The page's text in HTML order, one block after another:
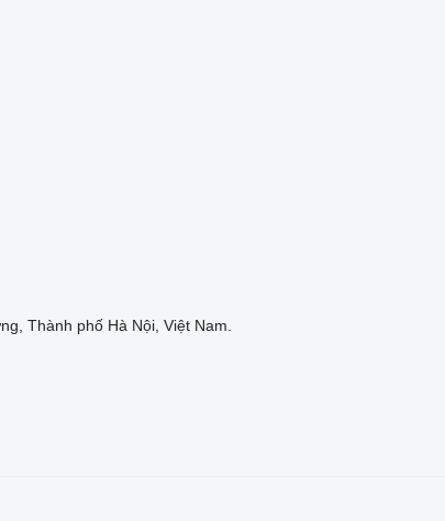
Thành phố Hà Nội, Việt Nam.